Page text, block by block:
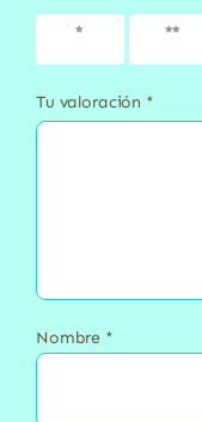
1 de 5
2 de 5
Tu valoración *
Nombre *